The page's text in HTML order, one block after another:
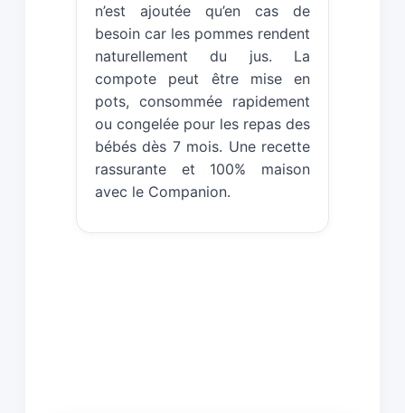
n’est ajoutée qu’en cas de
besoin car les pommes rendent
naturellement du jus. La
compote peut être mise en
pots, consommée rapidement
ou congelée pour les repas des
bébés dès 7 mois. Une recette
rassurante et 100% maison
avec le Companion.